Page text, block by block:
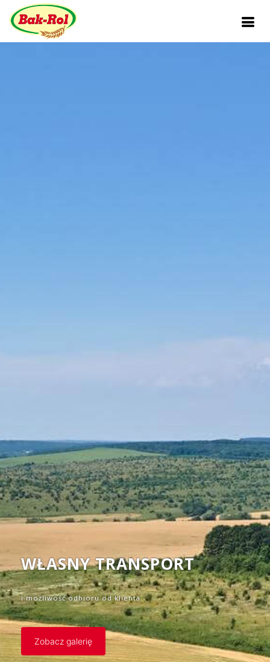
WŁASNY TRANSPORT
i możliwość odbioru od klienta
Zobacz galerię